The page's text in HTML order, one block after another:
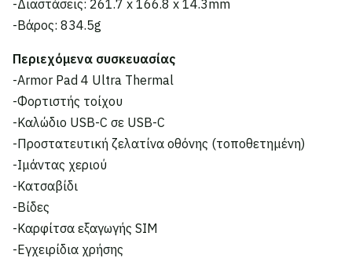
-Διαστάσεις: 261.7 x 166.8 x 14.3mm
-Βάρος: 834.5g
Περιεχόμενα συσκευασίας
-Armor Pad 4 Ultra Thermal
-Φορτιστής τοίχου
-Καλώδιο USB-C σε USB-C
-Προστατευτική ζελατίνα οθόνης (τοποθετημένη)
-Ιμάντας χεριού
-Κατσαβίδι
-Βίδες
-Καρφίτσα εξαγωγής SIM
-Εγχειρίδια χρήσης